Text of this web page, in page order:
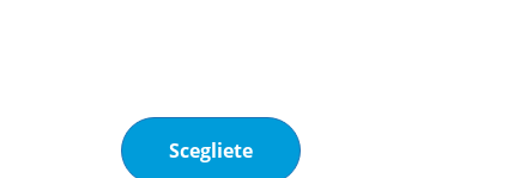
Scegliete
dei prodotti e lo sviluppo
i processi che sono molto meno
cui molte aziende si stanno muovendo